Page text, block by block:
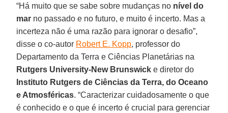
“Há muito que se sabe sobre mudanças no nível do
mar no passado e no futuro, e muito é incerto. Mas a
incerteza não é uma razão para ignorar o desafio”,
disse o co-autor Robert E. Kopp, professor do
Departamento da Terra e Ciências Planetárias na
Rutgers University-New Brunswick e diretor do
Instituto Rutgers de Ciências da Terra, do Oceano
e Atmosféricas. “Caracterizar cuidadosamente o que
é conhecido e o que é incerto é crucial para gerenciar